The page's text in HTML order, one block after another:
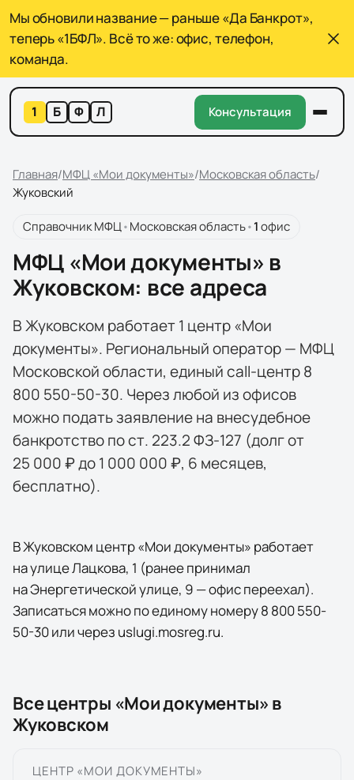
Мы обновили название — раньше «Да Банкрот»,
теперь «1БФЛ». Всё то же: офис, телефон,
команда.
1 Б Ф Л Консультация
Главная/МФЦ «Мои документы»/Московская область/
Жуковский
Справочник МФЦ•Московская область•1офис
МФЦ «Мои документы» в
Жуковском: все адреса
В Жуковском работает 1 центр «Мои
документы». Региональный оператор — МФЦ
Московской области, единый call-центр 8
800 550-50-30. Через любой из офисов
можно подать заявление на внесудебное
банкротство по ст. 223.2 ФЗ-127 (долг от
25 000 ₽ до 1 000 000 ₽, 6 месяцев,
бесплатно).
В Жуковском центр «Мои документы» работает
на улице Лацкова, 1 (ранее принимал
на Энергетической улице, 9 — офис переехал).
Записаться можно по единому номеру 8 800 550-
50-30 или через uslugi.mosreg.ru.
Все центры «Мои документы» в
Жуковском
ЦЕНТР «МОИ ДОКУМЕНТЫ»